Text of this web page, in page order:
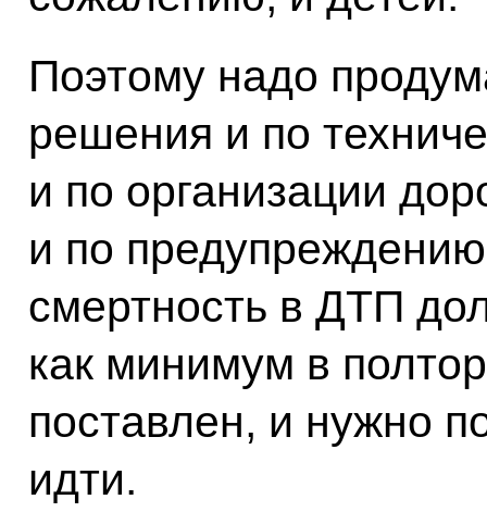
Поэтому надо
решения и по
и по организации
и по
смертность в ДТП
как минимум в
поставлен, и нужно
идти.